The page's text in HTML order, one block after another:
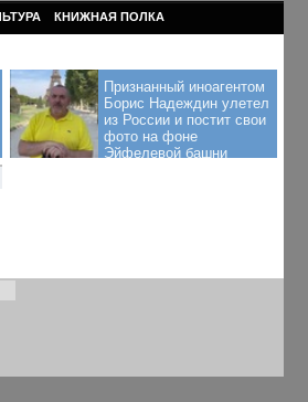
КНИЖНАЯ ПОЛКА
Признанный иноагентом
Борис Надеждин улетел
из России и постит свои
фото на фоне
Эйфелевой башни